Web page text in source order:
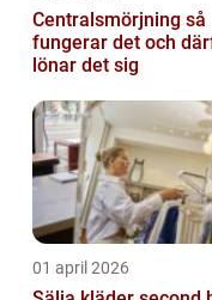
Centralsmörjning så
fungerar det och
lönar det sig
01 april 2026